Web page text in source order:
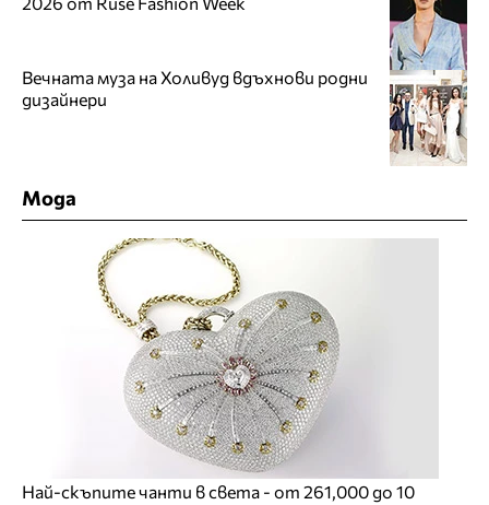
Вечната муза на Холивуд вдъхнови родни
дизайнери
Мода
Най-скъпите чанти в света - от 261,000 до 10